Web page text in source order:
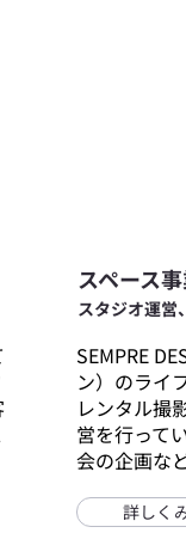
スペース
スタジオ運営
SEMPRE
ン）のライ
レンタル撮
営を行って
会の企画な
詳しく